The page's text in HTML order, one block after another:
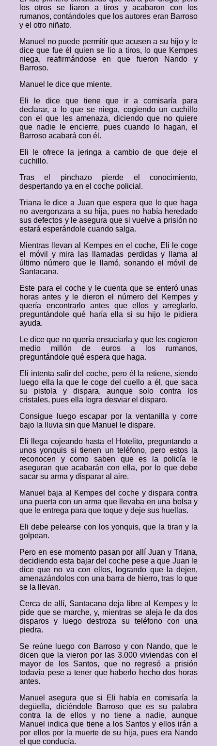
los otros se liaron a tiros y acabaron con los
rumanos, contándoles que los autores eran Barroso
y el otro niñato.
Manuel no puede permitir que acusen a su hijo y le
dice que fue él quien se lio a tiros, lo que Kempes
niega, reafirmándose en que fueron Nando y
Barroso.
Manuel le dice que miente.
Eli le dice que tiene que ir a comisaría para
declarar, a lo que se niega, cogiendo un cuchillo
con el que les amenaza, diciendo que no quiere
que nadie le encierre, pues cuando lo hagan, el
Barroso acabará con él.
Eli le ofrece la jeringa a cambio de que deje el
cuchillo.
Tras el pinchazo pierde el conocimiento,
despertando ya en el coche policial.
Triana le dice a Juan que espera que lo que haga
no avergonzara a su hija, pues no había heredado
sus defectos y le asegura que si vuelve a prisión no
estará esperándole cuando salga.
Mientras llevan al Kempes en el coche, Eli le coge
el móvil y mira las llamadas perdidas y llama al
último número que le llamó, sonando el móvil de
Santacana.
Este para el coche y le cuenta que se enteró unas
horas antes y le dieron el número del Kempes y
quería encontrarlo antes que ellos y arreglarlo,
preguntándole qué haría ella si su hijo le pidiera
ayuda.
Le dice que no quería ensuciarla y que les cogieron
medio millón de euros a los rumanos,
preguntándole qué espera que haga.
Eli intenta salir del coche, pero él la retiene, siendo
luego ella la que le coge del cuello a él, que saca
su pistola y dispara, aunque solo contra los
cristales, pues ella logra desviar el disparo.
Consigue luego escapar por la ventanilla y corre
bajo la lluvia sin que Manuel le dispare.
Eli llega cojeando hasta el Hotelito, preguntando a
unos yonquis si tienen un teléfono, pero estos la
reconocen y como saben que es la policía le
aseguran que acabarán con ella, por lo que debe
sacar su arma y disparar al aire.
Manuel baja al Kempes del coche y dispara contra
una puerta con un arma que llevaba en una bolsa y
que le entrega para que toque y deje sus huellas.
Eli debe pelearse con los yonquis, que la tiran y la
golpean.
Pero en ese momento pasan por allí Juan y Triana,
decidiendo esta bajar del coche pese a que Juan le
dice que no va con ellos, logrando que la dejen,
amenazándolos con una barra de hierro, tras lo que
se la llevan.
Cerca de allí, Santacana deja libre al Kempes y le
pide que se marche, y, mientras se aleja le da dos
disparos y luego destroza su teléfono con una
piedra.
Se reúne luego con Barroso y con Nando, que le
dicen que la vieron por las 3.000 viviendas con el
mayor de los Santos, que no regresó a prisión
todavía pese a tener que haberlo hecho dos horas
antes.
Manuel asegura que si Eli habla en comisaría la
degüella, diciéndole Barroso que es su palabra
contra la de ellos y no tiene a nadie, aunque
Manuel indica que tiene a los Santos y ellos irán a
por ellos por la muerte de su hija, pues era Nando
el que conducía.